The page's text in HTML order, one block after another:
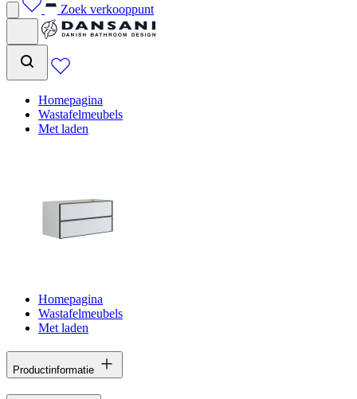
Zoek verkooppunt
Homepagina
Wastafelmeubels
Met laden
Homepagina
Wastafelmeubels
Met laden
Productinformatie